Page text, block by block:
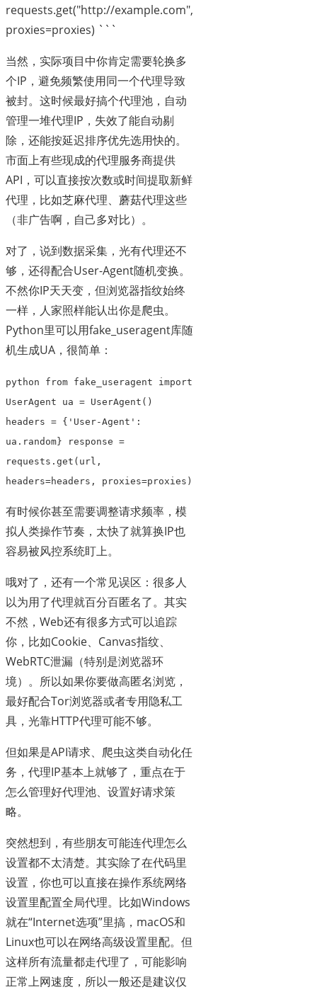
requests.get("http://example.com",
proxies=proxies) ```
当然，实际项目中你肯定需要轮换多
个IP，避免频繁使用同一个代理导致
被封。这时候最好搞个代理池，自动
管理一堆代理IP，失效了能自动剔
除，还能按延迟排序优先选用快的。
市面上有些现成的代理服务商提供
API，可以直接按次数或时间提取新鲜
代理，比如芝麻代理、蘑菇代理这些
（非广告啊，自己多对比）。
对了，说到数据采集，光有代理还不
够，还得配合User-Agent随机变换。
不然你IP天天变，但浏览器指纹始终
一样，人家照样能认出你是爬虫。
Python里可以用fake_useragent库随
机生成UA，很简单：
python from fake_useragent import
UserAgent ua = UserAgent()
headers = {'User-Agent':
ua.random} response =
requests.get(url,
headers=headers, proxies=proxies)
有时候你甚至需要调整请求频率，模
拟人类操作节奏，太快了就算换IP也
容易被风控系统盯上。
哦对了，还有一个常见误区：很多人
以为用了代理就百分百匿名了。其实
不然，Web还有很多方式可以追踪
你，比如Cookie、Canvas指纹、
WebRTC泄漏（特别是浏览器环
境）。所以如果你要做高匿名浏览，
最好配合Tor浏览器或者专用隐私工
具，光靠HTTP代理可能不够。
但如果是API请求、爬虫这类自动化任
务，代理IP基本上就够了，重点在于
怎么管理好代理池、设置好请求策
略。
突然想到，有些朋友可能连代理怎么
设置都不太清楚。其实除了在代码里
设置，你也可以直接在操作系统网络
设置里配置全局代理。比如Windows
就在“Internet选项”里搞，macOS和
Linux也可以在网络高级设置里配。但
这样所有流量都走代理了，可能影响
正常上网速度，所以一般还是建议仅